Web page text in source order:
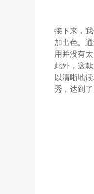
接下来，
加出色。
用并没有
此外，这
以清晰地
秀，达到了